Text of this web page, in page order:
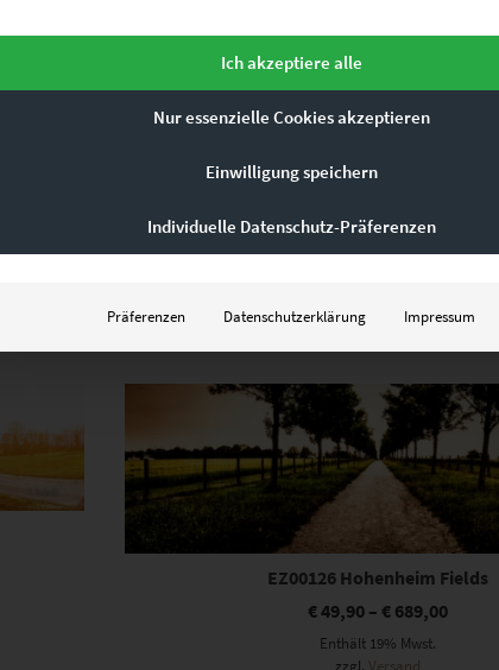
EZ00140 Blue Ice
24,90–
Dieses Produkt weist mehrere Varianten auf. Die Optionen können auf der Produktseite gewählt werden
EZ00126 Hohenheim Fields
€49,90 –€ 689,00
Enthält 19% Mwst.
zzgl.Versand
Ich akzeptiere alle
Nur essenzielle Cookies akzeptieren
Einwilligung speichern
Individuelle Datenschutz-Präferenzen
Präferenzen Datenschutzerklärung Impressum